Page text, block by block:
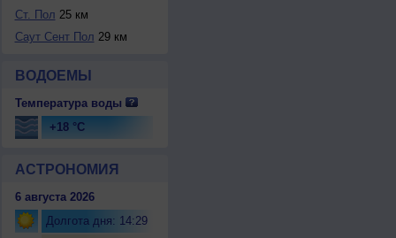
Ст. Пол 25 км
Саут Сент Пол 29 км
ВОДОЕМЫ
Температура воды
+18 °C
АСТРОНОМИЯ
6 августа 2026
Долгота дня: 14:29